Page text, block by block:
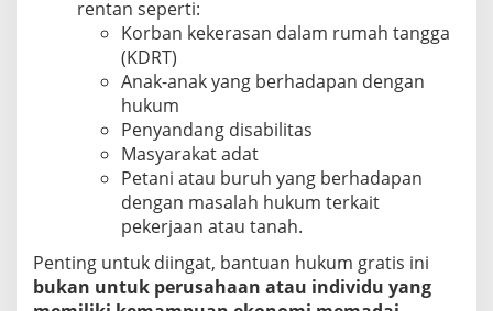
rentan seperti:
Korban kekerasan dalam rumah tangga
(KDRT)
Anak-anak yang berhadapan dengan
hukum
Penyandang disabilitas
Masyarakat adat
Petani atau buruh yang berhadapan
dengan masalah hukum terkait
pekerjaan atau tanah.
Penting untuk diingat, bantuan hukum gratis ini
bukan untuk perusahaan atau individu yang